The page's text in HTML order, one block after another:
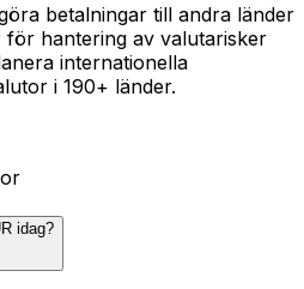
betalningar till andra länder
hantering av valutarisker
internationella
i 190+ länder.
idag?